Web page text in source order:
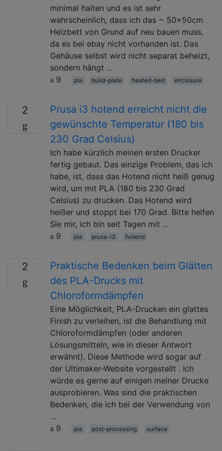
minimal halten und es ist sehr
wahrscheinlich, dass ich das ~ 50x50cm
Heizbett von Grund auf neu bauen muss,
da es bei ebay nicht vorhanden ist. Das
Gehäuse selbst wird nicht separat beheizt,
sondern hängt …
9
pla build-plate heated-bed enclosure
2
Prusa i3 hotend erreicht nicht die
gewünschte Temperatur (180 bis
230 Grad Celsius)
Ich habe kürzlich meinen ersten Drucker
fertig gebaut. Das einzige Problem, das ich
habe, ist, dass das Hotend nicht heiß genug
wird, um mit PLA (180 bis 230 Grad
Celsius) zu drucken. Das Hotend wird
heißer und stoppt bei 170 Grad. Bitte helfen
Sie mir, ich bin seit Tagen mit …
9
pla prusa-i3 hotend
2
Praktische Bedenken beim Glätten
des PLA-Drucks mit
Chloroformdämpfen
Eine Möglichkeit, PLA-Drucken ein glattes
Finish zu verleihen, ist die Behandlung mit
Chloroformdämpfen (oder anderen
Lösungsmitteln, wie in dieser Antwort
erwähnt). Diese Methode wird sogar auf
der Ultimaker-Website vorgestellt . Ich
würde es gerne auf einigen meiner Drucke
ausprobieren. Was sind die praktischen
Bedenken, die ich bei der Verwendung von
…
9
pla post-processing surface